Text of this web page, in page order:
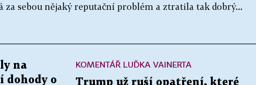
za sebou nějaký reputační problém a ztratila tak dobrý...
na
dohody o
KOMENTÁŘ LUĎKA VAINERTA
Trump už ruší opatření, které